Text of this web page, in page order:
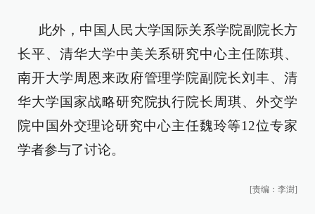
此外，中国人民大学国际关系学院副院长方
长平、清华大学中美关系研究中心主任陈琪、
南开大学周恩来政府管理学院副院长刘丰、清
华大学国家战略研究院执行院长周琪、外交学
院中国外交理论研究中心主任魏玲等12位专家
学者参与了讨论。
[责编：李澍]